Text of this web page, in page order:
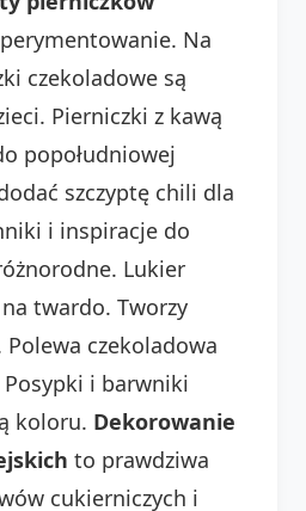
Na
czekoladowe są
Pierniczki z kawą
popołudniowej
szczyptę chili dla
i inspiracje do
Lukier
twardo. Tworzy
Polewa czekoladowa
i barwniki
koloru. Dekorowanie
to prawdziwa
cukierniczych i